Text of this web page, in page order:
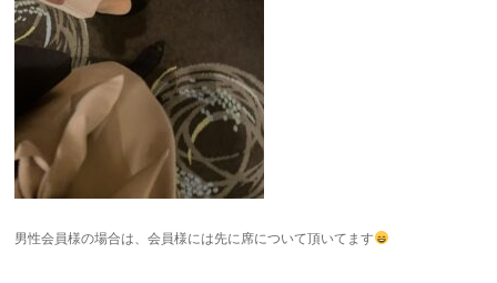
男性会員様の場合は、会員様には先に席について頂いてます